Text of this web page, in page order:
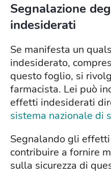
Segnalazione
indesiderati
Se manifesta un
indesiderato,
questo foglio, si
farmacista. Lei può
effetti indesiderati
sistema nazionale di
Segnalando gli
contribuire a fornire
sulla sicurezza di